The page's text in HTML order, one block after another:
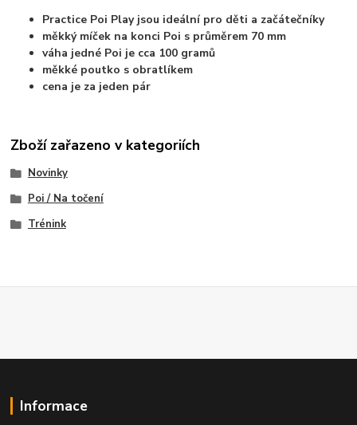
Practice Poi Play jsou ideální pro děti a začátečníky
měkký míček na konci Poi s průměrem 70 mm
váha jedné Poi je cca 100 gramů
měkké poutko s obratlíkem
cena je za jeden pár
Zboží zařazeno v kategoriích
Novinky
Poi / Na točení
Trénink
Informace